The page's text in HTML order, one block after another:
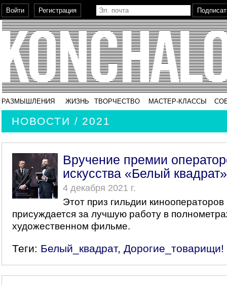
РАЗМЫШЛЕНИЯ ЖИЗНЬ ТВОРЧЕСТВО МАСТЕР-КЛАССЫ
НОВОСТИ / 2021
Вручение премии
искусства «Белый квадрат»
4 декабря 2021 г.
Этот приз гильдии
присуждается за лучшую работу в
художественном фильме.
Теги: Белый_квадрат, Дорогие_товарищи!